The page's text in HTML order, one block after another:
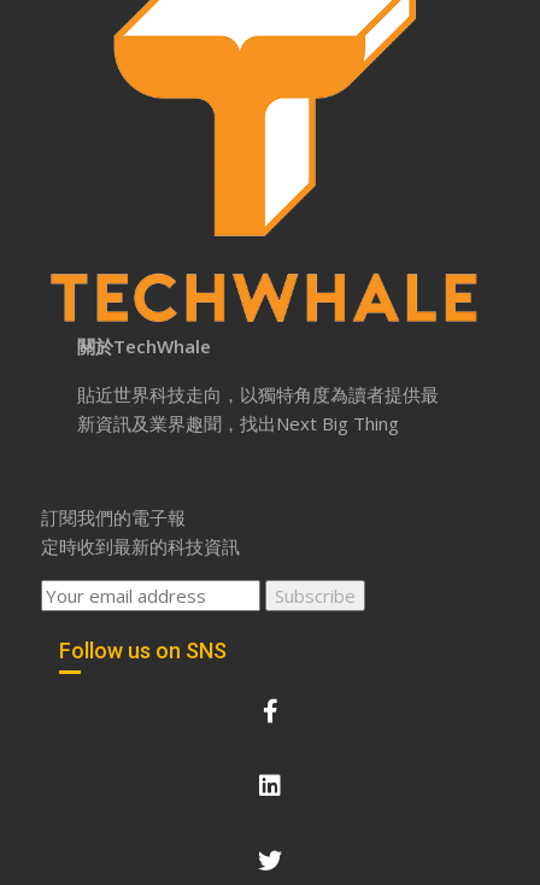
關於TechWhale
貼近世界科技走向，以獨特角度為讀者提供最
新資訊及業界趣聞，找出Next Big Thing
訂閱我們的電子報
定時收到最新的科技資訊
Follow us on SNS